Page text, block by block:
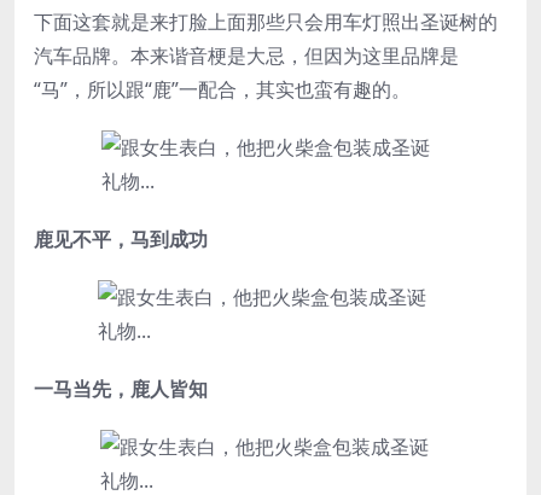
下面这套就是来打脸上面那些只会用车灯照出圣诞树的
汽车品牌。本来谐音梗是大忌，但因为这里品牌是
“马”，所以跟“鹿”一配合，其实也蛮有趣的。
鹿见不平，马到成功
一马当先，鹿人皆知